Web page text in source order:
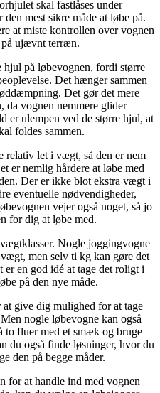
skal fastlåses under
mest sikre måde at løbe på.
at miste kontrollen over vognen
på ujævnt terræn.
på løbevognen, fordi større
Det hænger sammen
Det gør det mere
da vognen nemmere glider
ulempen ved de større hjul, at
foldes sammen.
let i vægt, så den er nem
er nemlig hårdere at løbe med
Der er ikke blot ekstra vægt i
eventuelle nødvendigheder,
vejer også noget, så jo
for dig at løbe med.
Nogle joggingvogne
men selv ti kg kan gøre det
er en god idé at tage det roligt i
på den nye måde.
give dig mulighed for at tage
nogle løbevogne kan også
to fluer med et smæk og bruge
du også finde løsninger, hvor du
den på begge måder.
for at handle ind med vognen